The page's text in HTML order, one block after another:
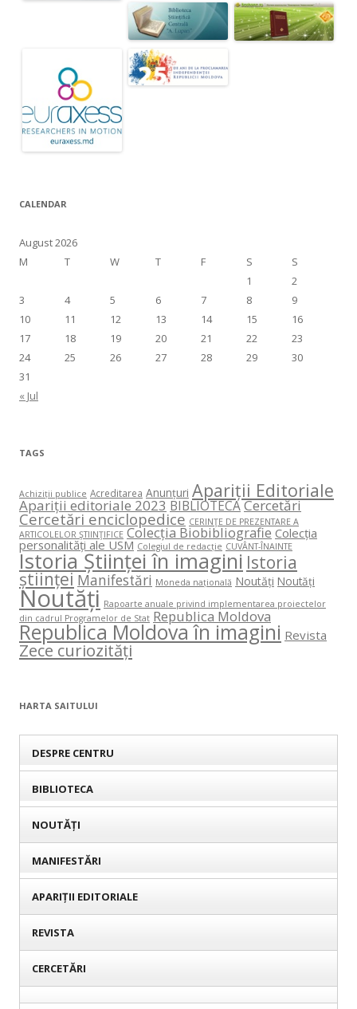
CALENDAR
August 2026
M
T W T F S S
« Jul
1
2
3
4 5 6 7 8
9
10
11 12 13 14 15
16
17
18 19 20 21 22
23
24
25 26 27 28 29
30
31
TAGS
Achiziții publice Acreditarea Anunțuri Apariții Editoriale
Apariții editoriale 2023 BIBLIOTECACercetări
Cercetări enciclopedice CERINŢE DE PREZENTARE A
ARTICOLELOR ŞTIINŢIFICE Colecția Biobibliografie Colecția
personalități ale USM Colegiul de redacție CUVÂNT-ÎNAINTE
Istoria Științei în imagini Istoria
științei Manifestări Moneda națională Noutăți Noutăți
Noutăți Rapoarte anuale privind implementarea proiectelor
din cadrul Programelor de Stat Republica Moldova
Republica Moldova în imagini Revista
Zece curiozități
HARTA SAITULUI
DESPRE CENTRU
BIBLIOTECA
NOUTĂȚI
MANIFESTĂRI
APARIȚII EDITORIALE
REVISTA
CERCETĂRI